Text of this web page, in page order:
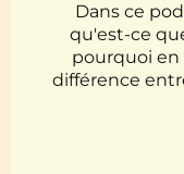
Dans ce
qu'est-ce
pourquoi en
différence